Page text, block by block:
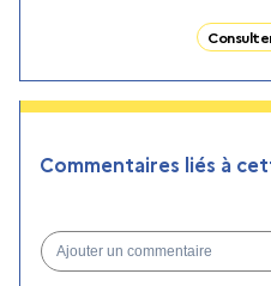
Commentaires liés à
Ajouter un commentaire